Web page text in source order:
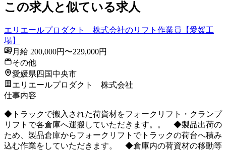
この求人と似ている求人
エリエールプロダクト 株式会社のリフト作業員【愛媛工
場】
月給 200,000円〜229,000円
その他
愛媛県四国中央市
エリエールプロダクト 株式会社
仕事内容
◆トラックで搬入された荷資材をフォークリフト・クランプ
リフトで各倉庫へ運搬していただきます。。 ◆製品出荷の
ため、製品倉庫からフォークリフトでトラックの荷台へ積み
込む作業をしていただきます。 ◆倉庫内の荷資材の移動等